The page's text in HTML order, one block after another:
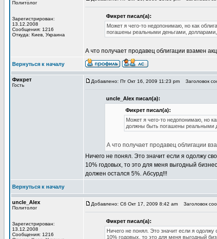
Политолог
Зарегистрирован:
13.12.2008
Сообщения: 1216
Откуда: Киев, Украина
Фикрет писал(а):
Может я чего-то недопонимаю, но как
погашены реальными деньгами,
А что получает продавец облигации взамен
Вернуться к началу
Фикрет
Гость
Добавлено: Пт Окт 16, 2009 11:23 pm Заголовок
uncle_Alex писал(а):
Фикрет писал(а):
Может я чего-то недопонимаю, но
должны быть погашены реальными
А что получает продавец облигации
Ничего не понял. Это значит если я одолжу
10% годовых, то это для меня выгодный
должен остался 5%. Абсурд!!!
Вернуться к началу
uncle_Alex
Политолог
Зарегистрирован:
13.12.2008
Сообщения: 1216
Добавлено: Сб Окт 17, 2009 8:42 am Заголовок
Фикрет писал(а):
Ничего не понял. Это значит если я
10% годовых, то это для меня выгодный